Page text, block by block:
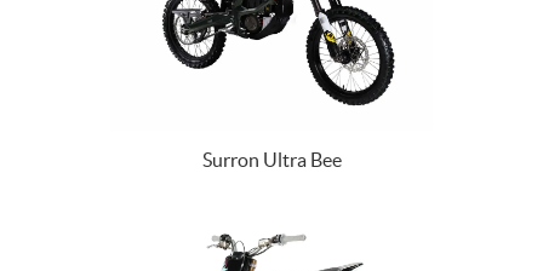
Surron Ultra Bee